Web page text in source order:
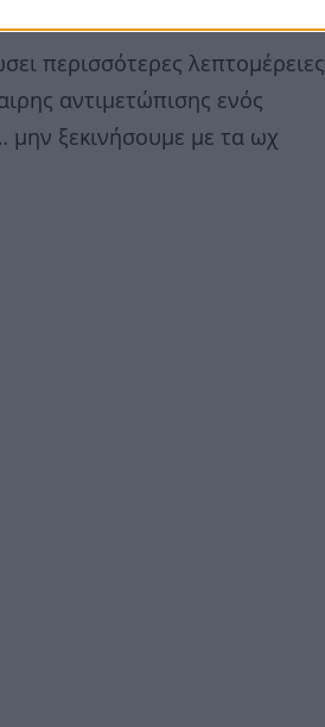
περισσότερες λεπτομέρειες
αντιμετώπισης ενός
μην ξεκινήσουμε με τα ωχ